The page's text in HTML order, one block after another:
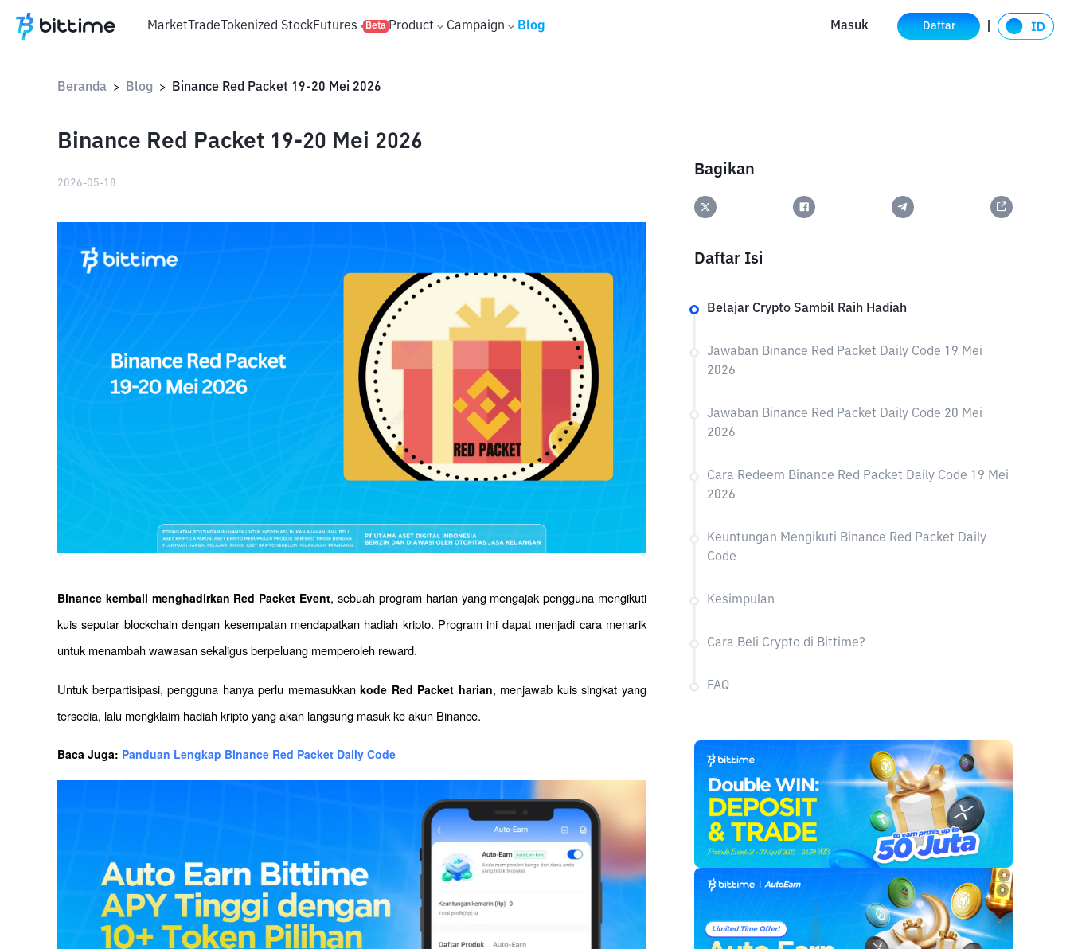
MarketTradeTokenized StockFutures Beta Product Campaign Blog Masuk Daftar
Beranda > Blog > Binance Red Packet 19-20 Mei 2026
Binance Red Packet 19-20 Mei 2026
2026-05-18
Binance kembali menghadirkan Red Packet Event, sebuah program harian yang mengajak pengguna mengikuti
kuis seputar blockchain dengan kesempatan mendapatkan hadiah kripto. Program ini dapat menjadi cara menarik
untuk menambah wawasan sekaligus berpeluang memperoleh reward.
Untuk berpartisipasi, pengguna hanya perlu memasukkan kode Red Packet harian, menjawab kuis singkat yang
tersedia, lalu mengklaim hadiah kripto yang akan langsung masuk ke akun Binance.
Baca Juga: Panduan Lengkap Binance Red Packet Daily Code
Bagikan
Daftar Isi
Belajar Crypto Sambil Raih Hadiah
Jawaban Binance Red Packet Daily Code 19 Mei
2026
Jawaban Binance Red Packet Daily Code 20 Mei
2026
Cara Redeem Binance Red Packet Daily Code 19 Mei
2026
Keuntungan Mengikuti Binance Red Packet Daily
Code
Kesimpulan
Cara Beli Crypto di Bittime?
FAQ